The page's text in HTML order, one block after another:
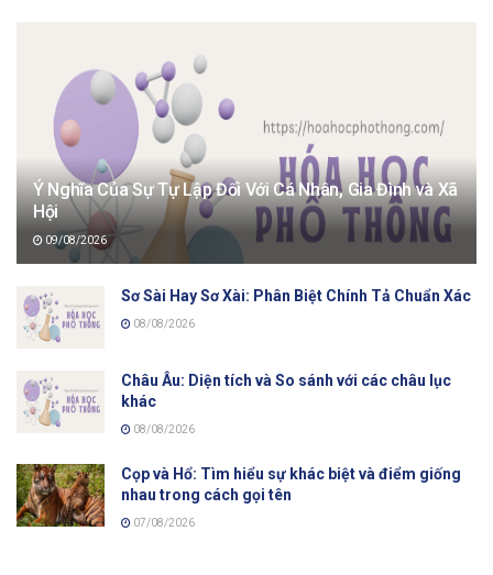
Ý Nghĩa Của Sự Tự Lập Đối Với Cá Nhân, Gia Đình và Xã
Hội
09/08/2026
Sơ Sài Hay Sơ Xài: Phân Biệt Chính Tả Chuẩn Xác
08/08/2026
Châu Âu: Diện tích và So sánh với các châu lục
khác
08/08/2026
Cọp và Hổ: Tìm hiểu sự khác biệt và điểm giống
nhau trong cách gọi tên
07/08/2026